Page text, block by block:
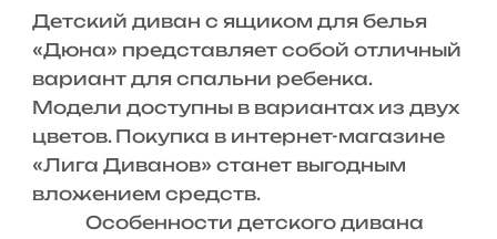
Детский диван с ящиком для белья
«Дюна» представляет собой отличный
вариант для спальни ребенка.
Модели доступны в вариантах из двух
цветов. Покупка в интернет-магазине
«Лига Диванов» станет выгодным
вложением средств.
Особенности детского дивана